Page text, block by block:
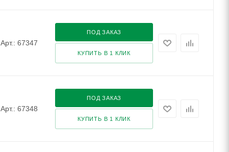
Арт.: 67347
ПОД ЗАКАЗ
КУПИТЬ В 1 КЛИК
Арт.: 67348
ПОД ЗАКАЗ
КУПИТЬ В 1 КЛИК